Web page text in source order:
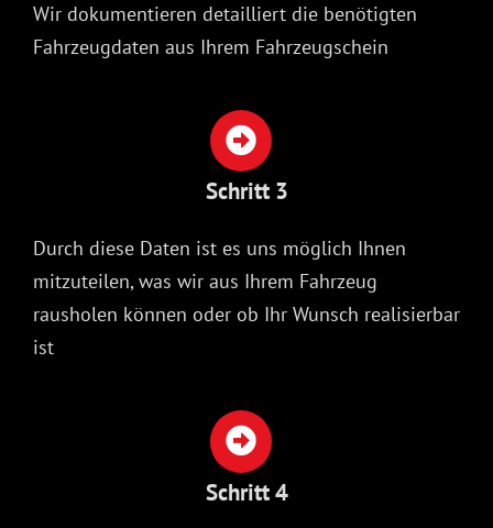
Wir dokumentieren detailliert die benötigten
Fahrzeugdaten aus Ihrem Fahrzeugschein
Schritt 3
Durch diese Daten ist es uns möglich Ihnen
mitzuteilen, was wir aus Ihrem Fahrzeug
rausholen können oder ob Ihr Wunsch realisierbar
ist
Schritt 4